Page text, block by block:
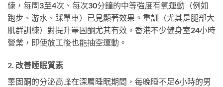
練，每周3至4次、每次30分鐘的中等強度有氧運動（例如
跑步、游水、踩單車）已見顯著效果。重訓（尤其是腿部大
肌群訓練）對提升睪固酮尤其有效。香港不少健身室24小時
營業，即使放工後也能抽空運動。
2. 改善睡眠質素
睪固酮的分泌高峰在深層睡眠期間，每晚睡不足6小時的男